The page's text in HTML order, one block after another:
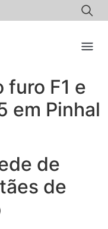
furo F1 e
em Pinhal
de
de